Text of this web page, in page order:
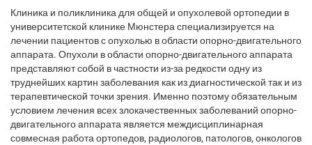
Клиника и поликлиника для общей и опухолевой ортопедии в
университетской клинике Мюнстера специализируется на
лечении пациентов с опухолью в области опорно-двигательного
аппарата. Опухоли в области опорно-двигательного аппарата
представляют собой в частности из-за редкости одну из
труднейших картин заболевания как из диагностической так и из
терапевтической точки зрения. Именно поэтому обязательным
условием лечения всех злокачественных заболеваний опорно-
двигательного аппарата является междисциплинарная
совмесная работа ортопедов, радиологов, патологов, онкологов